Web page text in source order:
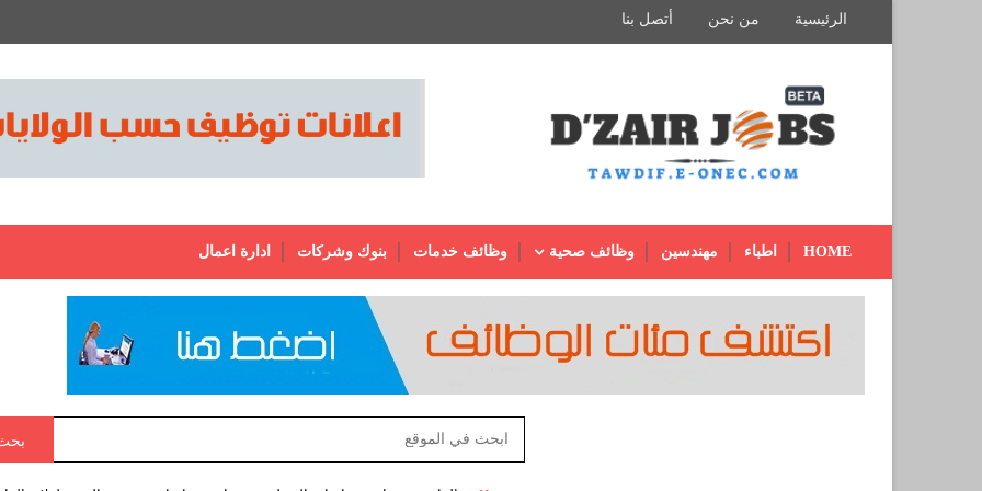
الرئيسية من نحن أتصل بنا
HOME اطباء مهندسين وظائف صحية وظائف خدمات بنوك وشركات ادارة اعمال